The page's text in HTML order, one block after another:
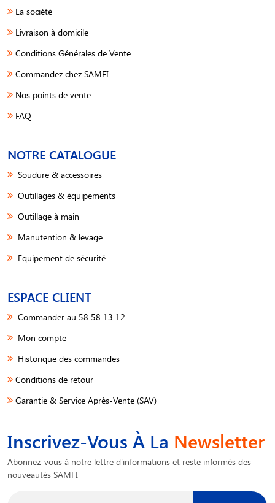
La société
Livraison à domicile
Conditions Générales de Vente
Commandez chez SAMFI
Nos points de vente
FAQ
NOTRE CATALOGUE
Soudure & accessoires
Outillages & équipements
Outillage à main
Manutention & levage
Equipement de sécurité
ESPACE CLIENT
Commander au 58 58 13 12
Mon compte
Historique des commandes
Conditions de retour
Garantie & Service Après-Vente (SAV)
Inscrivez-Vous À La Newsletter
Abonnez-vous à notre lettre d'informations et reste informés des
nouveautés SAMFI